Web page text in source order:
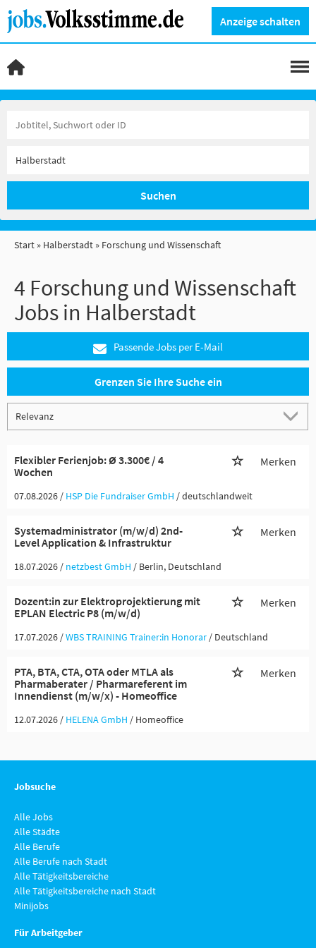
Anzeige schalten
Suchen
Start Halberstadt Forschung und Wissenschaft
4 Forschung und Wissenschaft
Jobs in Halberstadt
Passende Jobs per E-Mail
Grenzen Sie Ihre Suche ein
Flexibler Ferienjob: Ø 3.300€ / 4
Wochen
Merken
07.08.2026 / HSP Die Fundraiser GmbH / deutschlandweit
Systemadministrator (m/w/d) 2nd-
Level Application & Infrastruktur
Merken
18.07.2026 / netzbest GmbH / Berlin, Deutschland
Dozent:in zur Elektroprojektierung mit
EPLAN Electric P8 (m/w/d)
Merken
17.07.2026 /WBS TRAINING Trainer:in Honorar / Deutschland
PTA, BTA, CTA, OTA oder MTLA als
Pharmaberater / Pharmareferent im
Innendienst (m/w/x) - Homeoffice
Merken
12.07.2026 / HELENA GmbH / Homeoffice
Jobsuche
Alle Jobs
Alle Städte
Alle Berufe
Alle Berufe nach Stadt
Alle Tätigkeitsbereiche
Alle Tätigkeitsbereiche nach Stadt
Minijobs
Für Arbeitgeber